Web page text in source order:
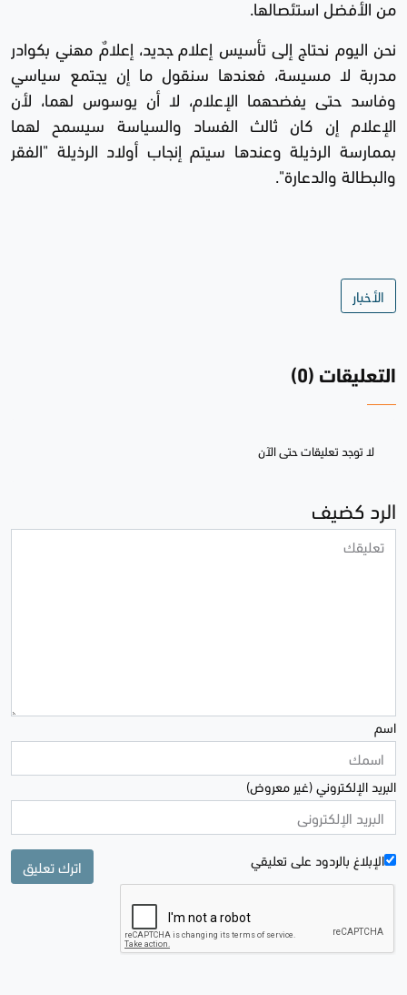
من الأفضل استئصالها.
نحن اليوم نحتاج إلى تأسيس إعلام جديد، إعلامٌ مهني بكوادر
مدربة لا مسيسة، فعندها سنقول ما إن يجتمع سياسي
وفاسد حتى يفضحهما الإعلام، لا أن يوسوس لهما، لأن
الإعلام إن كان ثالث الفساد والسياسة سيسمح لهما
بممارسة الرذيلة وعندها سيتم إنجاب أولاد الرذيلة "الفقر
والبطالة والدعارة".
الأخبار
التعليقات (0)
لا توجد تعليقات حتى الآن
الرد كضيف
اسم
البريد الإلكتروني (غير معروض)
الإبلاغ بالردود علی تعليقي اترك تعليق